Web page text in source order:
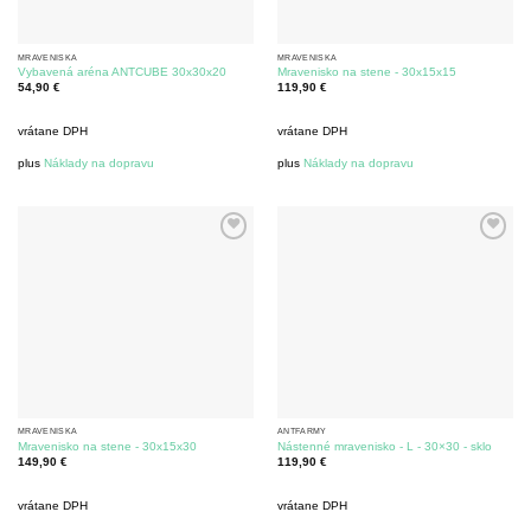
MRAVENISKÁ
Vybavená aréna ANTCUBE 30x30x20
54,90 €
vrátane DPH
plus Náklady na dopravu
MRAVENISKÁ
Mravenisko na stene - 30x15x15
119,90 €
vrátane DPH
plus Náklady na dopravu
MRAVENISKÁ
Mravenisko na stene - 30x15x30
149,90 €
vrátane DPH
ANTFARMY
Nástenné mravenisko - L - 30×30 - sklo
119,90 €
vrátane DPH